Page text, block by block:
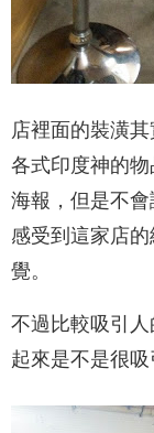
店裡面的裝潢
各式印度神的
海報，但是不
感受到這家店
覺。
不過比較吸引
起來是不是很吸